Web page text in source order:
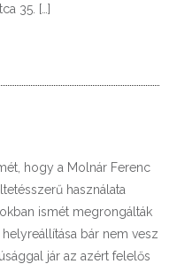
35. […]
hogy a Molnár Ferenc
használata
ismét megrongálták
bár nem vesz
jár az azért felelős